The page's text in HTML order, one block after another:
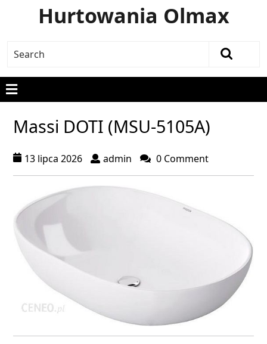
Hurtowania Olmax
Massi DOTI (MSU-5105A)
13 lipca 2026 admin 0 Comment